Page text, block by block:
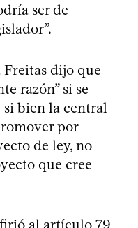
ser de
dijo que
razón” si se
si bien la central
por
de ley, no
que cree
al artículo 79